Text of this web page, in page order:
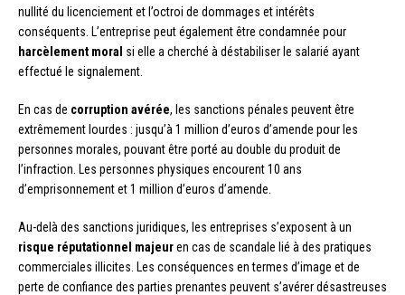
nullité du licenciement et l’octroi de dommages et intérêts
conséquents. L’entreprise peut également être condamnée pour
harcèlement moral si elle a cherché à déstabiliser le salarié ayant
effectué le signalement.
En cas de corruption avérée, les sanctions pénales peuvent être
extrêmement lourdes : jusqu’à 1 million d’euros d’amende pour les
personnes morales, pouvant être porté au double du produit de
l’infraction. Les personnes physiques encourent 10 ans
d’emprisonnement et 1 million d’euros d’amende.
Au-delà des sanctions juridiques, les entreprises s’exposent à un
risque réputationnel majeuren cas de scandale lié à des pratiques
commerciales illicites. Les conséquences en termes d’image et de
perte de confiance des parties prenantes peuvent s’avérer désastreuses